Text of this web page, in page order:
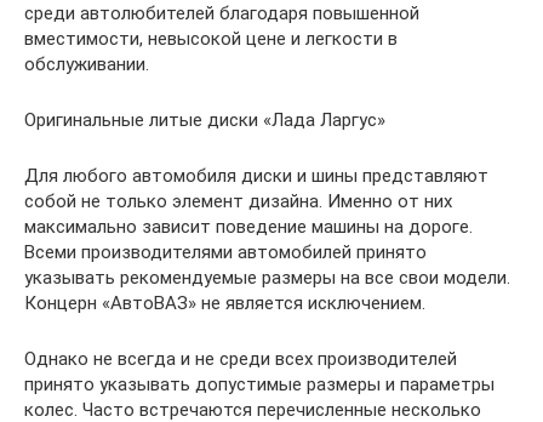
среди автолюбителей благодаря повышенной
вместимости, невысокой цене и легкости в
обслуживании.
Оригинальные литые диски «Лада Ларгус»
Для любого автомобиля диски и шины представляют
собой не только элемент дизайна. Именно от них
максимально зависит поведение машины на дороге.
Всеми производителями автомобилей принято
указывать рекомендуемые размеры на все свои модели.
Концерн «АвтоВАЗ» не является исключением.
Однако не всегда и не среди всех производителей
принято указывать допустимые размеры и параметры
колес. Часто встречаются перечисленные несколько